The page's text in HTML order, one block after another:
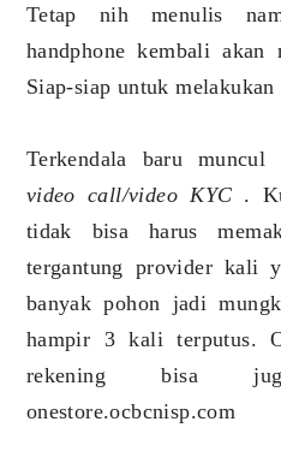
Tetap nih menulis
handphone kembali akan
Siap-siap untuk melakukan
Terkendala baru
video call/video KYC .
tidak bisa harus
tergantung provider kali
banyak pohon jadi
hampir 3 kali terputus.
rekening bisa
onestore.ocbcnisp.com